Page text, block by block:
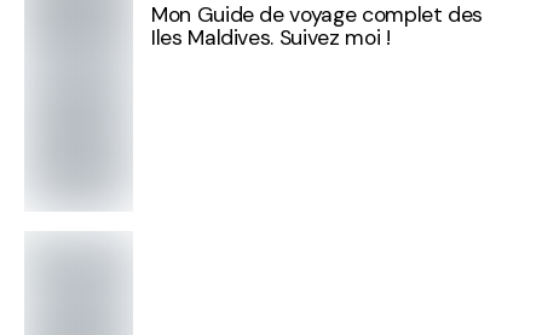
Mon Guide de voyage complet des
Iles Maldives. Suivez moi !